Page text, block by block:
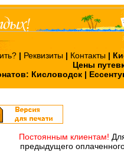
| Реквизиты | Контакты |
Цены
Кисловодск |
Постоянным клиентам!
предыдущего